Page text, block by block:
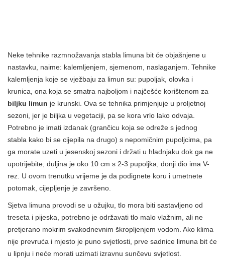
Neke tehnike razmnožavanja stabla limuna bit će objašnjene u
nastavku, naime: kalemljenjem, sjemenom, naslaganjem. Tehnike
kalemljenja koje se vježbaju za limun su: pupoljak, olovka i
krunica, ona koja se smatra najboljom i najčešće korištenom za
biljku limun je krunski. Ova se tehnika primjenjuje u proljetnoj
sezoni, jer je biljka u vegetaciji, pa se kora vrlo lako odvaja.
Potrebno je imati izdanak (grančicu koja se odreže s jednog
stabla kako bi se cijepila na drugo) s nepomičnim pupoljcima, pa
ga morate uzeti u jesenskoj sezoni i držati u hladnjaku dok ga ne
upotrijebite; duljina je oko 10 cm s 2-3 pupoljka, donji dio ima V-
rez. U ovom trenutku vrijeme je da podignete koru i umetnete
potomak, cijepljenje je završeno.
Sjetva limuna provodi se u ožujku, tlo mora biti sastavljeno od
treseta i pijeska, potrebno je održavati tlo malo vlažnim, ali ne
pretjerano mokrim svakodnevnim škropljenjem vodom. Ako klima
nije prevruća i mjesto je puno svjetlosti, prve sadnice limuna bit će
u lipnju i neće morati uzimati izravnu sunčevu svjetlost.